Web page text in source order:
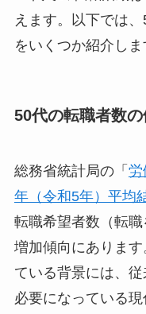
えます。以下では
をいくつか紹介しま
50代の転職者数
総務省統計局の「
年（令和5年）平均
転職希望者数（転
増加傾向にありま
ている背景には、
必要になっている